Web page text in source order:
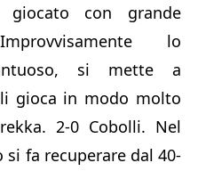
giocato con grande
lo
si mette a
gioca in modo molto
2-0 Cobolli. Nel
si fa recuperare dal 40-